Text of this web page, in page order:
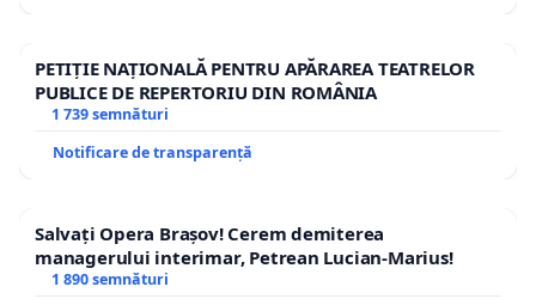
PETIȚIE NAȚIONALĂ PENTRU APĂRAREA TEATRELOR
PUBLICE DE REPERTORIU DIN ROMÂNIA
1 739 semnături
Notificare de transparență
Salvați Opera Brașov! Cerem demiterea
managerului interimar, Petrean Lucian-Marius!
1 890 semnături